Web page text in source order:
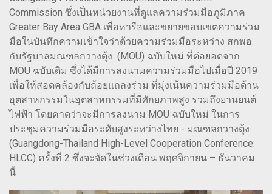
Commission ซึ่งเป็นหน่วยงานที่ดูแลความร่วมมือภูมิภาค
Greater Bay Area GBA เพื่อหารือและขยายขอบเขตความร่วม
มือในบันทึกความเข้าใจว่าด้วยความร่วมมือระหว่าง สกพอ.
กับรัฐบาลมณฑลกวางตุ้ง (MOU) ฉบับใหม่ ที่ต่อยอดจาก
MOU ฉบับเดิม ซึ่งได้มีการลงนามความร่วมมือไปเมื่อปี 2019
เพื่อให้สอดคล้องกับถ้อยแถลงร่วม ที่มุ่งเน้นความร่วมมือด้าน
อุตสาหกรรมในอุตสาหกรรมที่มีศักยภาพสูง รวมถึงยานยนต์
ไฟฟ้า โดยคาดว่าจะมีการลงนาม MOU ฉบับใหม่ ในการ
ประชุมความร่วมมือระดับสูงระหว่างไทย - มณฑลกวางตุ้ง
(Guangdong-Thailand High-Level Cooperation Conference:
HLCC) ครั้งที่ 2 ซึ่งจะจัดในช่วงเดือน พฤศจิกายน – ธันวาคม
นี้